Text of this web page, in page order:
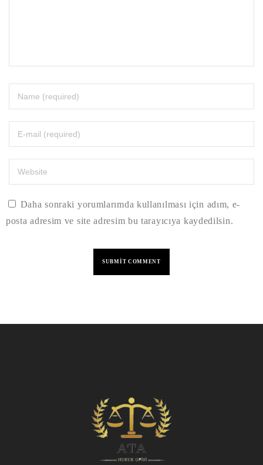
Daha sonraki yorumlarımda kullanılması için adım, e-
posta adresim ve site adresim bu tarayıcıya kaydedilsin.